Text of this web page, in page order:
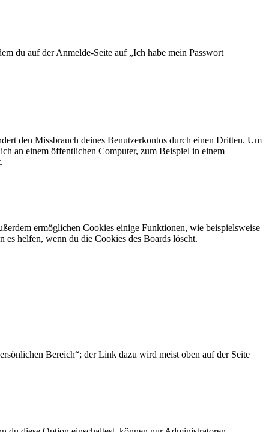
du auf der Anmelde-Seite auf „Ich habe mein Passwort
den Missbrauch deines Benutzerkontos durch einen Dritten. Um
an einem öffentlichen Computer, zum Beispiel in einem
ermöglichen Cookies einige Funktionen, wie beispielsweise
helfen, wenn du die Cookies des Boards löscht.
Bereich“; der Link dazu wird meist oben auf der Seite